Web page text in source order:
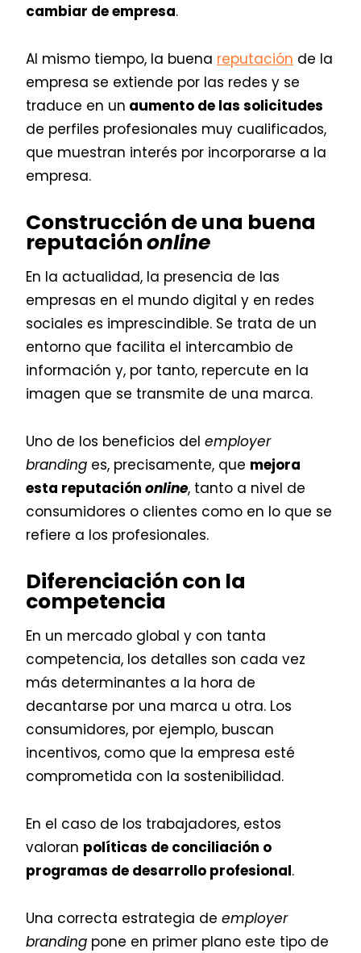
cambiar de empresa.
Al mismo tiempo, la buena reputación de la
empresa se extiende por las redes y se
traduce en un aumento de las solicitudes
de perfiles profesionales muy cualificados,
que muestran interés por incorporarse a la
empresa.
Construcción de una buena
reputaciónonline
En la actualidad, la presencia de las
empresas en el mundo digital y en redes
sociales es imprescindible. Se trata de un
entorno que facilita el intercambio de
información y, por tanto, repercute en la
imagen que se transmite de una marca.
Uno de los beneficios del employer
branding es, precisamente, que mejora
esta reputación online, tanto a nivel de
consumidores o clientes como en lo que se
refiere a los profesionales.
Diferenciación con la
competencia
En un mercado global y con tanta
competencia, los detalles son cada vez
más determinantes a la hora de
decantarse por una marca u otra. Los
consumidores, por ejemplo, buscan
incentivos, como que la empresa esté
comprometida con la sostenibilidad.
En el caso de los trabajadores, estos
valoran políticas de conciliación o
programas de desarrollo profesional.
Una correcta estrategia de employer
branding pone en primer plano este tipo de